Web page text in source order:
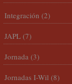
Integración (2)
JAPL (7)
Jornada (3)
Jornadas I-Wil (8)